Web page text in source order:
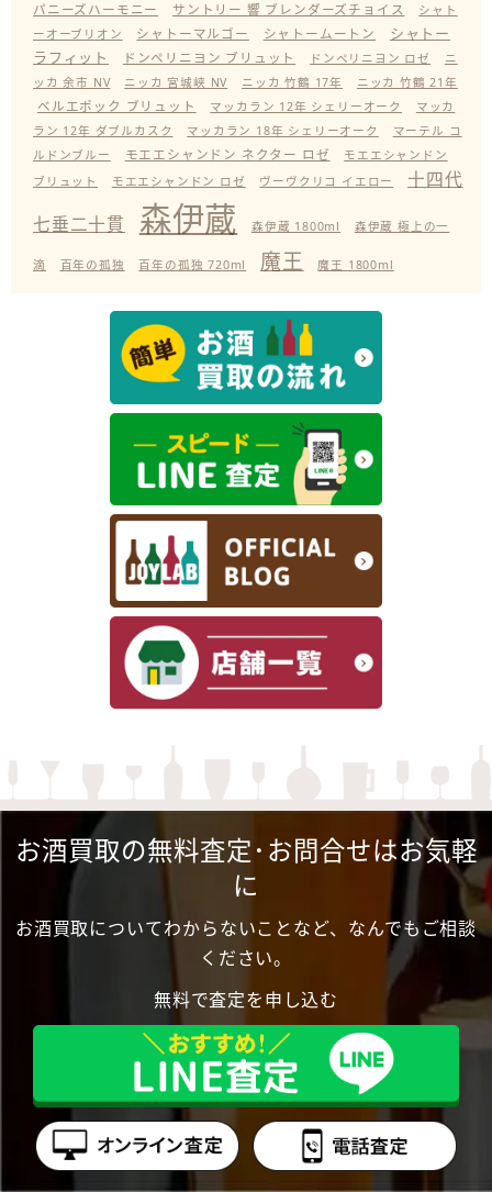
パニーズハーモニー
サントリー 響 ブレンダーズチョイス
シャト
ーオーブリオン
シャトーマルゴー シャトームートン
シャトー
ラフィット
ドンペリニヨン ブリュット ドンペリニヨン ロゼ
ニ
ッカ 余市 NV
ニッカ 宮城峡 NV ニッカ 竹鶴 17年 ニッカ 竹鶴 21年
ベルエポック ブリュット マッカラン 12年 シェリーオーク
マッカ
ラン 12年 ダブルカスク
マッカラン 18年 シェリーオーク
マーテル コ
ルドンブルー
モエエシャンドン ネクター ロゼ
モエエシャンドン
ブリュット
モエエシャンドン ロゼ ヴーヴクリコ イエロー
十四代
七垂二十貫
森伊蔵 森伊蔵 1800ml 森伊蔵 極上の一
滴 百年の孤独 百年の孤独 720ml 魔王 魔王 1800ml
お酒買取の無料査定･お問合せはお気軽
に
お酒買取についてわからないことなど、なんでもご相談
ください。
無料で査定を申し込む